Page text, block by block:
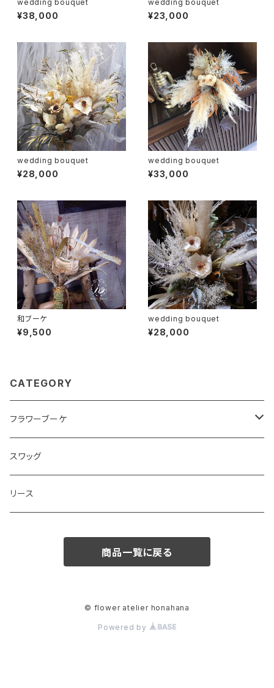
wedding bouquet
¥38,000
wedding bouquet
¥23,000
wedding bouquet
¥28,000
wedding bouquet
¥33,000
和ブーケ
¥9,500
wedding bouquet
¥28,000
CATEGORY
フラワーブーケ
和ブーケ
スワッグ
リース
商品一覧に戻る
© flower atelier honahana
Powered by